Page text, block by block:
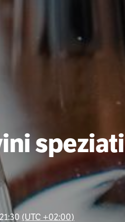
speziati
(UTC +02:00)